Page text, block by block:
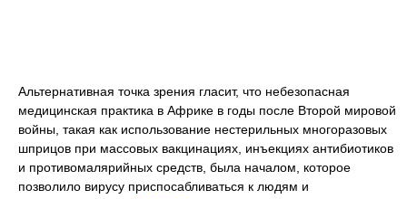
Альтернативная точка зрения гласит, что небезопасная
медицинская практика в Африке в годы после Второй мировой
войны, такая как использование нестерильных многоразовых
шприцов при массовых вакцинациях, инъекциях антибиотиков
и противомалярийных средств, была началом, которое
позволило вирусу приспосабливаться к людям и